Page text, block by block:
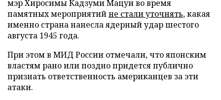
мэр Хиросимы Кадзуми Мацуи во время
памятных мероприятийне стали уточнять, какая
именно страна нанесла ядерный удар шестого
августа 1945 года.
При этом в МИД России отмечали, что японским
властям рано или поздно придется публично
признать ответственность американцев за эти
атаки.